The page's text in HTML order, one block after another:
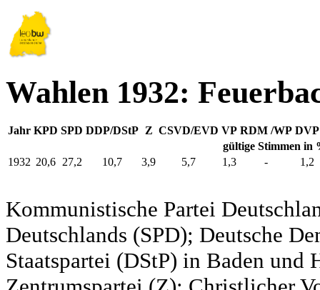
Wahlen 1932:
Jahr KPD SPD DDP/DStP Z CSVD/EVD VP RDM /WP DVP
gültige Stimmen in
1932 20,6 27,2 10,7 3,9 5,7 1,3 - 1,2
Kommunistische Partei
Deutschlands (SPD); Deutsche
Staatspartei (DStP) in Baden und